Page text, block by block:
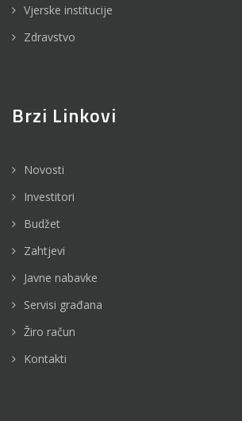
Vjerske institucije
Zdravstvo
Brzi Linkovi
Novosti
Investitori
Budžet
Zahtjevi
Javne nabavke
Servisi građana
Žiro račun
Kontakti